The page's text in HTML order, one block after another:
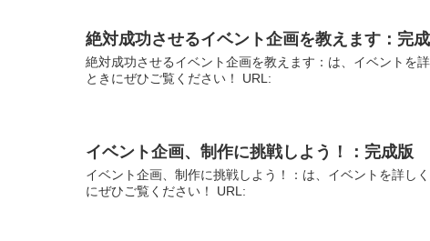
絶対成功させるイベント企画を教えます：完
絶対成功させるイベント企画を教えます：は、イベントを
ときにぜひご覧ください！ URL:
イベント企画、制作に挑戦しよう！：完成版
イベント企画、制作に挑戦しよう！：は、イベントを詳し
にぜひご覧ください！ URL: